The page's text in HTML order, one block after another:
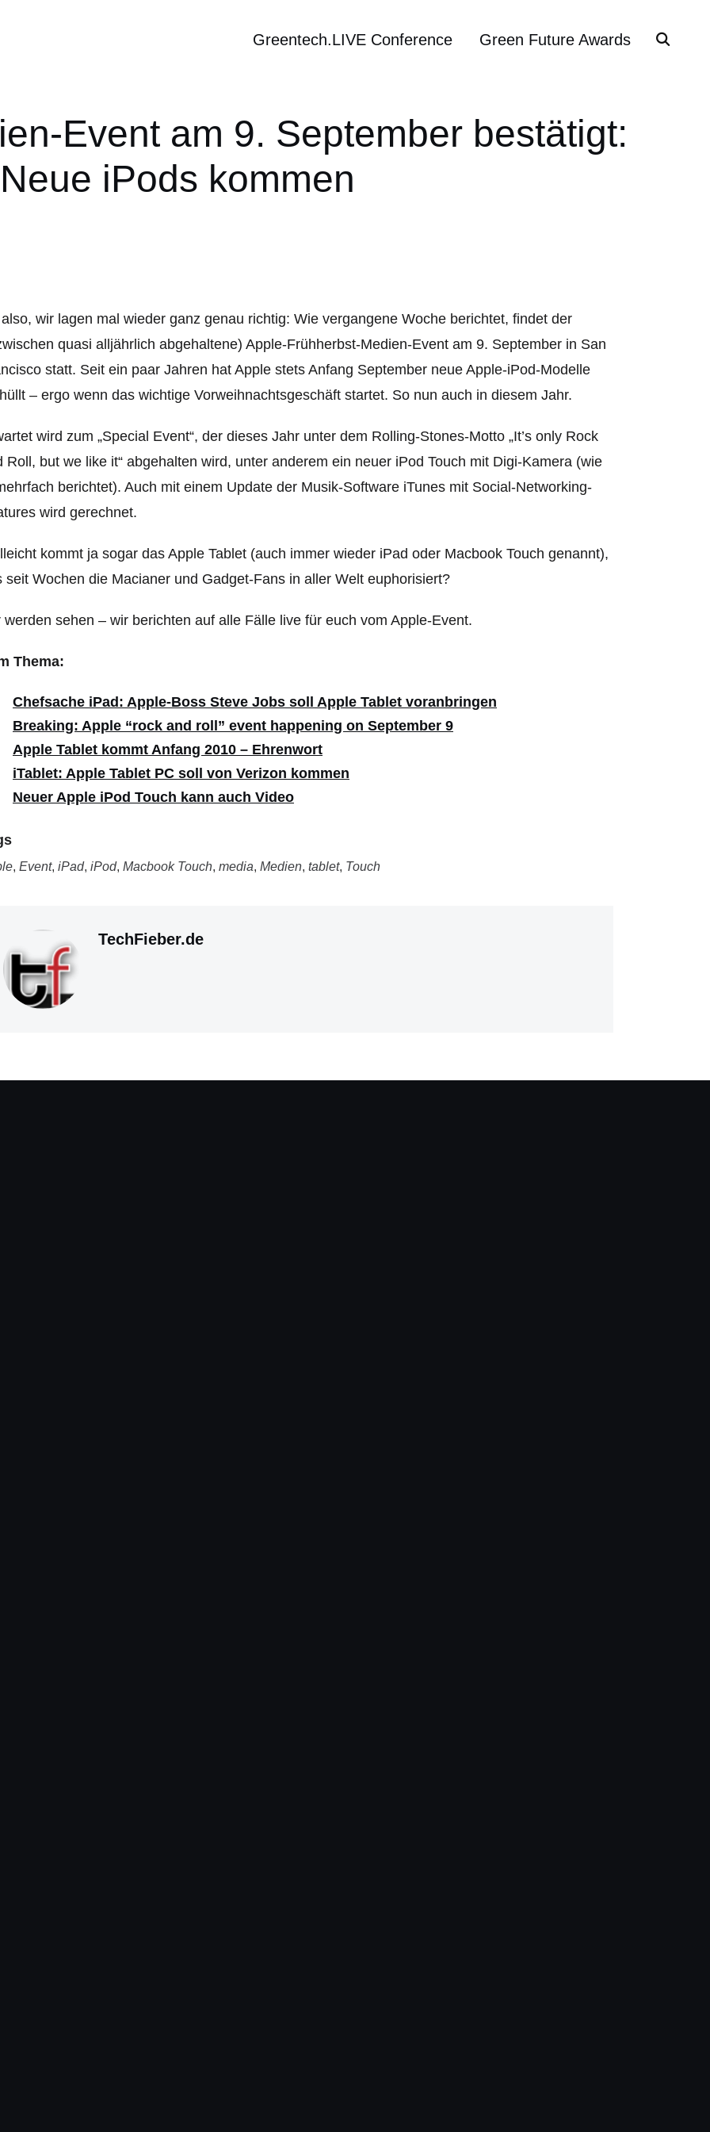
Greentech.LIVE Conference Green Future Awards
Event am 9. September bestätigt:
Neue iPods kommen
wir lagen mal wieder ganz genau richtig: Wie vergangene Woche berichtet, findet der
quasi alljährlich abgehaltene) Apple-Frühherbst-Medien-Event am 9. September in San
statt. Seit ein paar Jahren hat Apple stets Anfang September neue Apple-iPod-Modelle
– ergo wenn das wichtige Vorweihnachtsgeschäft startet. So nun auch in diesem Jahr.
wird zum „Special Event“, der dieses Jahr unter dem Rolling-Stones-Motto „It’s only Rock
Roll, but we like it“ abgehalten wird, unter anderem ein neuer iPod Touch mit Digi-Kamera (wie
berichtet). Auch mit einem Update der Musik-Software iTunes mit Social-Networking-
wird gerechnet.
kommt ja sogar das Apple Tablet (auch immer wieder iPad oder Macbook Touch genannt),
seit Wochen die Macianer und Gadget-Fans in aller Welt euphorisiert?
werden sehen – wir berichten auf alle Fälle live für euch vom Apple-Event.
Thema:
Chefsache iPad: Apple-Boss Steve Jobs soll Apple Tablet voranbringen
Breaking: Apple “rock and roll” event happening on September 9
Apple Tablet kommt Anfang 2010 – Ehrenwort
iTablet: Apple Tablet PC soll von Verizon kommen
Neuer Apple iPod Touch kann auch Video
, Event, iPad, iPod, Macbook Touch, media, Medien, tablet, Touch
TechFieber.de